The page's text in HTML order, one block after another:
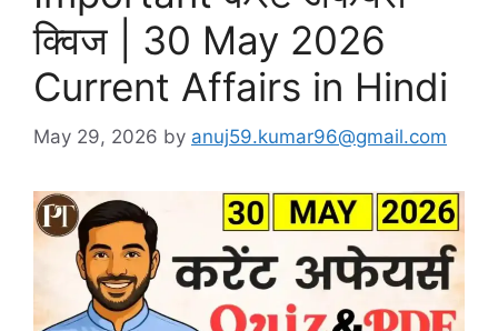
क्विज | 30 May 2026
Current Affairs in Hindi
May 29, 2026 by anuj59.kumar96@gmail.com